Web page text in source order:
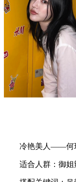
冷艳美人——何
适合人群：御姐